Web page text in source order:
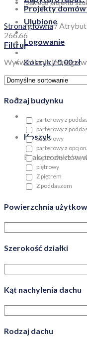
Ulubione
Logowanie
Koszyk /0,00zł
Brak
Koszyk
Brak produktów
Projekty domów
Strona główna/Atrybut
266.66
Filtruj
Wyświetlanie jednego
Rodzaj budynku
parterowy z
parterowy z
parterowy
parterowy z
parterowy ze
piętrowy
Z piętrem
Z poddaszem
Powierzchnia
Szerokość działki
Kąt nachylenia dachu
Rodzaj dachu